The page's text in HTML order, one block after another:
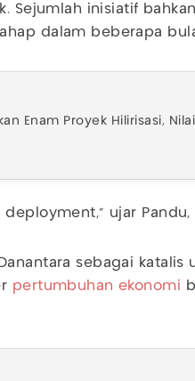
Sejumlah inisiatif
dalam beberapa
Enam Proyek Hilirisasi,
ujar Pandu,
sebagai katalis
pertumbuhan ekonomi